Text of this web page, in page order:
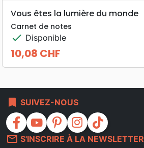
Vous êtes la lumière du monde
Carnet de notes
check Disponible
Prix
10,08 CHF
bookmark SUIVEZ-NOUS
facebook youtube pinterest instagram
tiktok
mail_outline S'INSCRIRE À LA NEWSLETTER